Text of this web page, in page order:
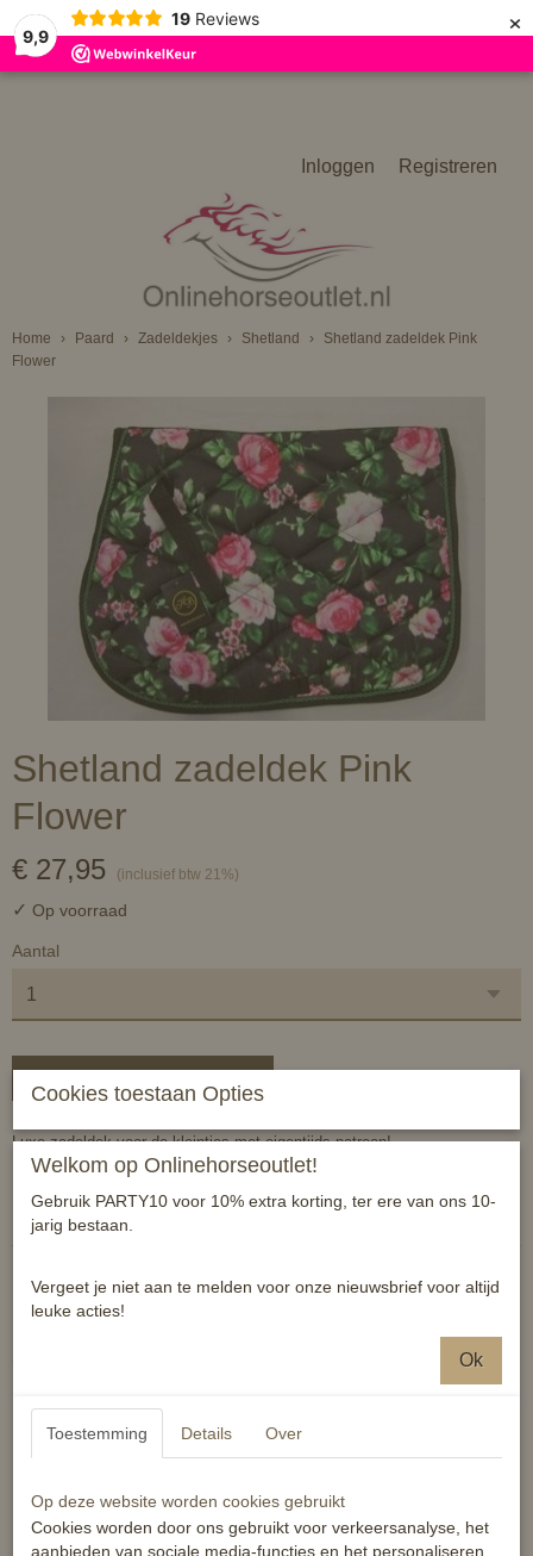
9,9
19 Reviews ×
Inloggen Registreren
Home › Paard › Zadeldekjes › Shetland ›
Shetland zadeldek Pink
Flower
Shetland zadeldek Pink
Flower
€ 27,95 (inclusief btw 21%)
✓ Op voorraad
Aantal
Luxe zadeldek voor de kleintjes met eigentijds patroon!
Reacties
Cookies toestaan Opties
Welkom op Onlinehorseoutlet!
Gebruik PARTY10 voor 10% extra korting, ter ere van ons 10-
jarig bestaan.
Vergeet je niet aan te melden voor onze nieuwsbrief voor altijd
leuke acties!
Ok
Toestemming Details Over
Op deze website worden cookies gebruikt
Cookies worden door ons gebruikt voor verkeersanalyse, het
aanbieden van sociale media-functies en het personaliseren